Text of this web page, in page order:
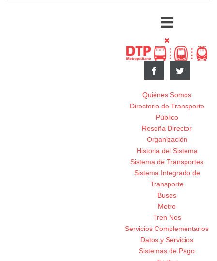
Quiénes Somos
Directorio de Transporte
Público
Reseña Director
Organización
Historia del Sistema
Sistema de Transportes
Sistema Integrado de
Transporte
Buses
Metro
Tren Nos
Servicios Complementarios
Datos y Servicios
Sistemas de Pago